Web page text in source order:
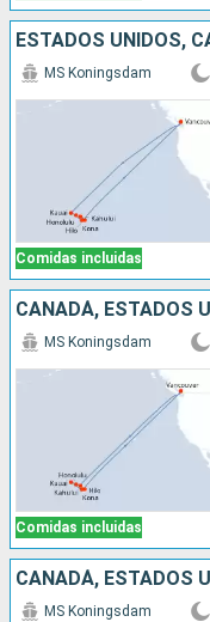
ESTADOS UNIDOS,
Comidas incluidas
MS Koningsdam
CANADÁ, ESTADOS
Comidas incluidas
MS Koningsdam
CANADÁ, ESTADOS
MS Koningsdam